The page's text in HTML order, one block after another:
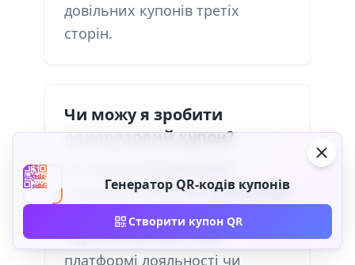
довільних купонів третіх
сторін.
Чи можу я зробити
одноразовий купон?
унікальний код, але одноразове
застосування має відбутися на
підключеній касі, POS,
платформі лояльності чи
Генератор QR-кодів купонів
Створити купон QR